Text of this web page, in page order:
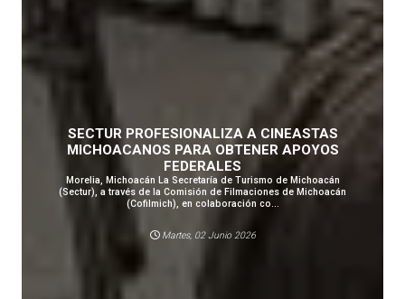
SECTUR PROFESIONALIZA A CINEASTAS
MICHOACANOS PARA OBTENER APOYOS
FEDERALES
Morelia, Michoacán La Secretaría de Turismo de Michoacán
(Sectur), a través de la Comisión de Filmaciones de Michoacán
(Cofilmich), en colaboración co...
Martes, 02 Junio 2026